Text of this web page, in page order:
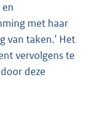
met haar
van taken.’ Het
vervolgens te
deze